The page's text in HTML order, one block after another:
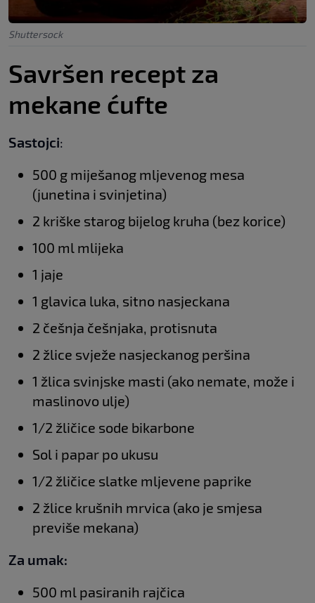
Shuttersock
Savršen recept za
mekane ćufte
Sastojci:
500 g miješanog mljevenog mesa
(junetina i svinjetina)
2 kriške starog bijelog kruha (bez korice)
100 ml mlijeka
1 jaje
1 glavica luka, sitno nasjeckana
2 češnja češnjaka, protisnuta
2 žlice svježe nasjeckanog peršina
1 žlica svinjske masti (ako nemate, može i
maslinovo ulje)
1/2 žličice sode bikarbone
Sol i papar po ukusu
1/2 žličice slatke mljevene paprike
2 žlice krušnih mrvica (ako je smjesa
previše mekana)
Za umak:
500 ml pasiranih rajčica